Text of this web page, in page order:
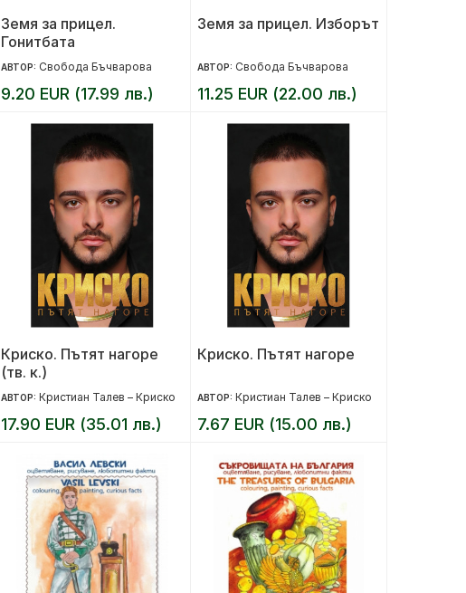
Земя за прицел.
Гонитбата
АВТОР: Свобода Бъчварова
9.20 EUR (17.99 лв.)
Земя за прицел. Изборът
АВТОР: Свобода Бъчварова
11.25 EUR (22.00 лв.)
Криско. Пътят нагоре
(тв. к.)
АВТОР: Кристиан Талев – Криско
17.90 EUR (35.01 лв.)
Криско. Пътят нагоре
АВТОР: Кристиан Талев – Криско
7.67 EUR (15.00 лв.)